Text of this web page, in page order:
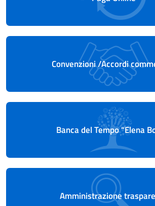
Convenzioni /Accordi
Banca del Tempo “Elena
Amministrazione